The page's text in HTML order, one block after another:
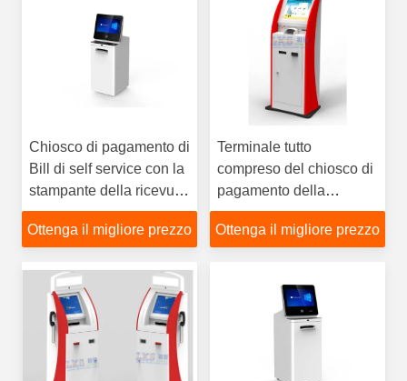
Chiosco di pagamento di
Bill di self service con la
stampante della ricevuta
per il terminale dei
contanti
Ottenga il migliore prezzo
Terminale tutto
compreso del chiosco di
pagamento della
macchina del chiosco di
pagamento in
lettore di schede
Ottenga il migliore prezzo